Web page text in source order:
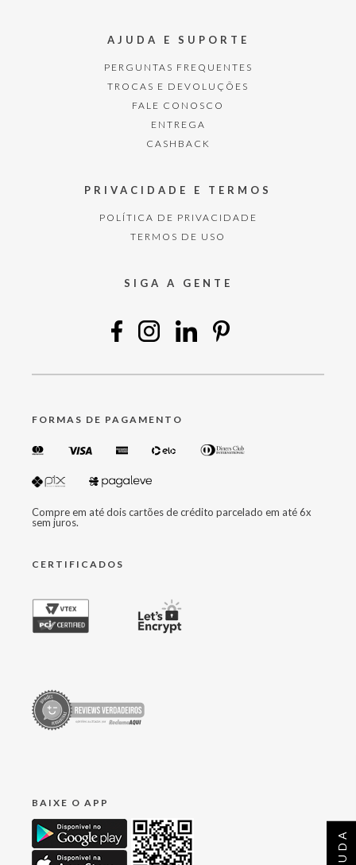
AJUDA E SUPORTE
PERGUNTAS FREQUENTES
TROCAS E DEVOLUÇÕES
FALE CONOSCO
ENTREGA
CASHBACK
PRIVACIDADE E TERMOS
POLÍTICA DE PRIVACIDADE
TERMOS DE USO
SIGA A GENTE
FORMAS DE PAGAMENTO
Compre em até dois cartões de crédito parcelado em até 6x
sem juros.
CERTIFICADOS
BAIXE O APP